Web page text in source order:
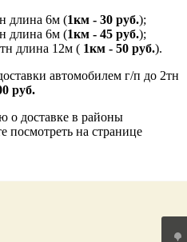
длина 6м (1км - 30 руб.);
длина 6м (1км - 45 руб.);
длина 12м ( 1км - 50 руб.).
автомобилем г/п до 2тн
руб.
о доставке в районы
посмотреть на странице